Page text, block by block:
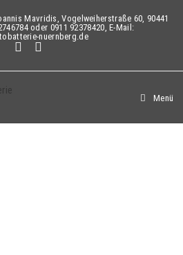
Mavridis, Vogelweiherstraße 60, 90441
oder 0911 92378420, E-Mail:
nuernberg.de
Menü